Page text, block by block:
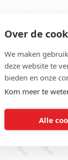
Over de
We maken
deze website te
bieden en onze
Kom meer te
Alle